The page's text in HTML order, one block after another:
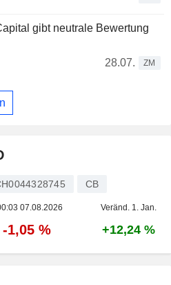
gibt neutrale Bewertung
28.07.
ZM
CB
07.08.2026 Veränd. 1. Jan.
-1,05 % +12,24 %